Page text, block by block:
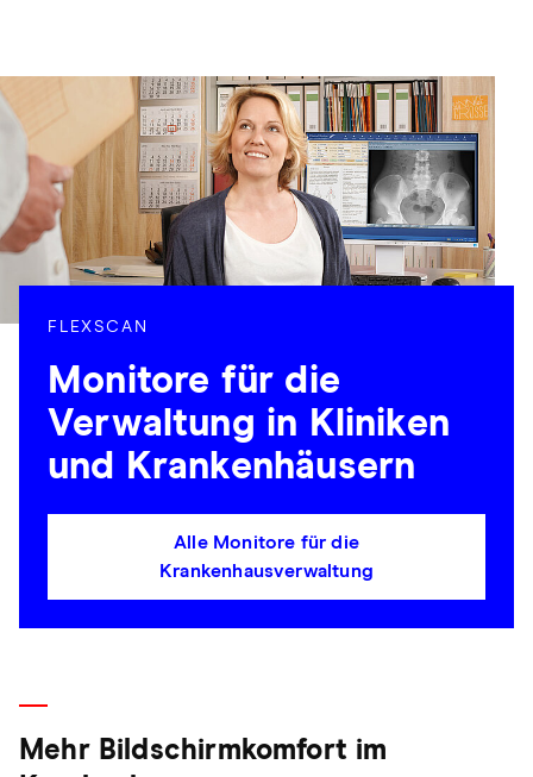
FLEXSCAN
Monitore für die
Verwaltung in Kliniken
und Krankenhäusern
Alle Monitore für die
Krankenhausverwaltung
Mehr Bildschirmkomfort im